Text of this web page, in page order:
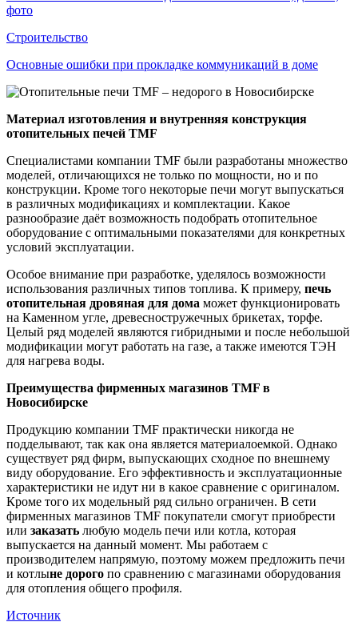
фото
Строительство
Основные ошибки при прокладке коммуникаций в доме
Материал изготовления и внутренняя конструкция
отопительных печей TMF
Специалистами компании TMF были разработаны множество
моделей, отличающихся не только по мощности, но и по
конструкции. Кроме того некоторые печи могут выпускаться
в различных модификациях и комплектации. Какое
разнообразие даёт возможность подобрать отопительное
оборудование с оптимальными показателями для конкретных
условий эксплуатации.
Особое внимание при разработке, уделялось возможности
использования различных типов топлива. К примеру, печь
отопительная дровяная для дома может функционировать
на Каменном угле, древесностружечных брикетах, торфе.
Целый ряд моделей являются гибридными и после небольшой
модификации могут работать на газе, а также имеются ТЭН
для нагрева воды.
Преимущества фирменных магазинов TMF в
Новосибирске
Продукцию компании TMF практически никогда не
подделывают, так как она является материалоемкой. Однако
существует ряд фирм, выпускающих сходное по внешнему
виду оборудование. Его эффективность и эксплуатационные
характеристики не идут ни в какое сравнение с оригиналом.
Кроме того их модельный ряд сильно ограничен. В сети
фирменных магазинов TMF покупатели смогут приобрести
или заказать любую модель печи или котла, которая
выпускается на данный момент. Мы работаем с
производителем напрямую, поэтому можем предложить печи
и котлыне дорого по сравнению с магазинами оборудования
для отопления общего профиля.
Источник